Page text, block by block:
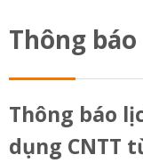
Giảng viên
Sinh viên
Research
Thông báo
Thông báo
dụng CNTT